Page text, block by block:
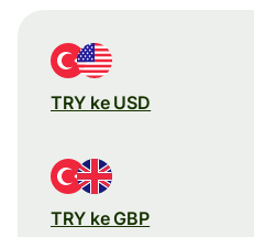
TRY ke USD
TRY ke GBP